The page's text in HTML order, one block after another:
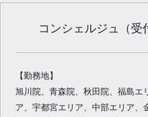
コンシェルジュ（受
【勤務地】
旭川院、青森院、秋田院、福島エ
ア、宇都宮エリア、中部エリア、